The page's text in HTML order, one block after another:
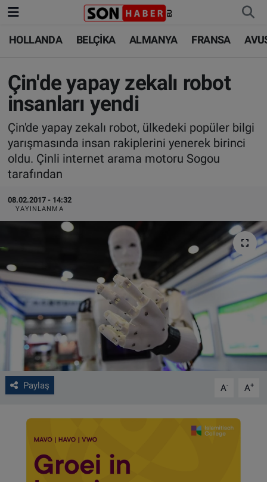
HOLLANDA BELÇİKA ALMANYA FRANSA
Çin'de yapay zekalı robot
insanları yendi
Çin'de yapay zekalı robot, ülkedeki popüler bilgi
yarışmasında insan rakiplerini yenerek birinci
oldu. Çinli internet arama motoru Sogou
tarafından
08.02.2017 - 14:32
YAYINLANMA
Paylaş A- A+
HOLLANDA
BELÇİKA
ALMANYA
FRANSA
AVUSTURYA
SAĞLIK - YAŞAM
BİLİM-TEKNOLOJİ
HOLLANDA
BELÇİKA
ALMANYA
TÜRKİYE
DÜNYA
BİLİM-TEKNOLOJİ
SAĞLIK
VIDEO GALERİ
ALGEMENE VOORWAARDEN
CONTACT
Çerez Politikası
Nöbetçi Eczaneler
Hava Durumu
Trafik Durumu
Süper Lig Puan Durumu ve Fikstür
Tüm Manşetler
Son Dakika Haberleri
Haber Arşivi